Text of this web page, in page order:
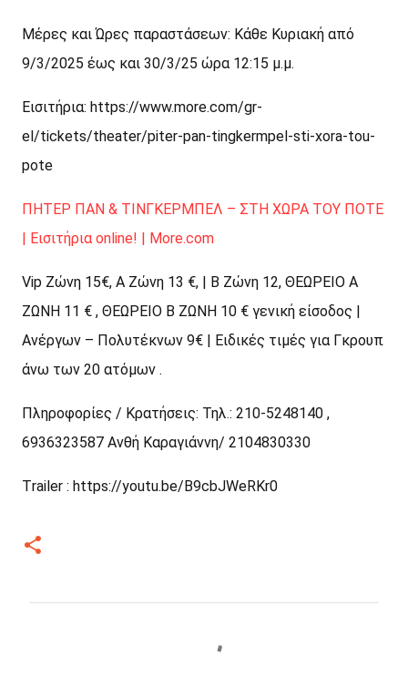
Μέρες και Ώρες παραστάσεων: Κάθε Κυριακή από
9/3/2025 έως και 30/3/25 ώρα 12:15 μ.μ.
Εισιτήρια: https://www.more.com/gr-
el/tickets/theater/piter-pan-tingkermpel-sti-xora-tou-
pote
ΠΗΤΕΡ ΠΑΝ & ΤΙΝΓΚΕΡΜΠΕΛ – ΣΤΗ ΧΩΡΑ ΤΟΥ ΠΟΤΕ
| Εισιτήρια online! | More.com
Vip Ζώνη 15€, Α Ζώνη 13 €, | Β Ζώνη 12, ΘΕΩΡΕΙΟ Α
ΖΩΝΗ 11 € , ΘΕΩΡΕΙΟ Β ΖΩΝΗ 10 € γενική είσοδος |
Ανέργων – Πολυτέκνων 9€ | Ειδικές τιμές για Γκρουπ
άνω των 20 ατόμων .
Πληροφορίες / Κρατήσεις: Τηλ.: 210-5248140 ,
6936323587 Ανθή Καραγιάννη/ 2104830330
Τrailer : https://youtu.be/B9cbJWeRKr0